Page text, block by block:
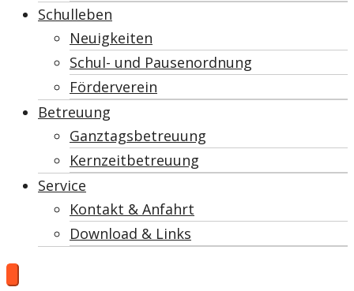
Schulleben
Neuigkeiten
Schul- und Pausenordnung
Förderverein
Betreuung
Ganztagsbetreuung
Kernzeitbetreuung
Service
Kontakt & Anfahrt
Download & Links